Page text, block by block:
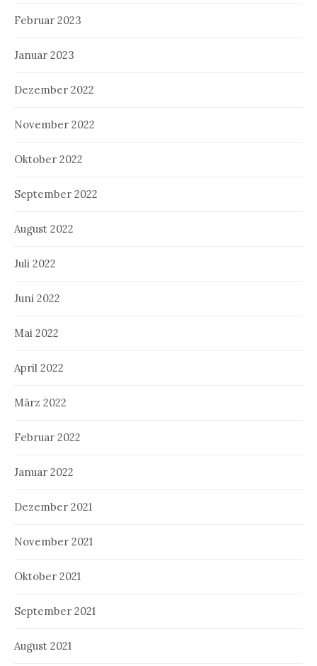
Februar 2023
Januar 2023
Dezember 2022
November 2022
Oktober 2022
September 2022
August 2022
Juli 2022
Juni 2022
Mai 2022
April 2022
März 2022
Februar 2022
Januar 2022
Dezember 2021
November 2021
Oktober 2021
September 2021
August 2021